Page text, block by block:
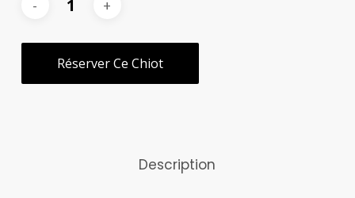
Réserver Ce Chiot
Description